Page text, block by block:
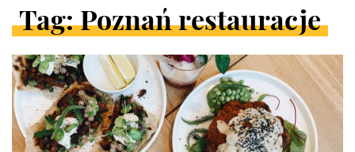
Tag: Poznań restauracje
ARTYKUŁY
W
KATEGORII